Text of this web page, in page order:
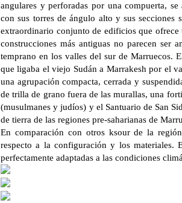
angulares y perforadas por una compuerta, se
con sus torres de ángulo alto y sus secciones
extraordinario conjunto de edificios que ofrece
construcciones más antiguas no parecen ser
temprano en los valles del sur de Marruecos.
que ligaba el viejo Sudán a Marrakesh por el
una agrupación compacta, cerrada y
de trilla de grano fuera de las murallas, una
(musulmanes y judíos) y el Santuario de San
de tierra de las regiones pre-saharianas de
En comparación con otros ksour de la
respecto a la configuración y los materiales.
perfectamente adaptadas a las condiciones